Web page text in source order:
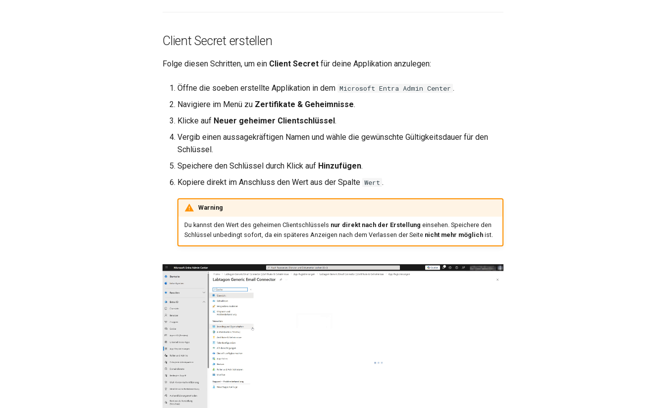
Client Secret erstellen
Folge diesen Schritten, um ein Client Secret für deine Applikation anzulegen:
Öffne die soeben erstellte Applikation in dem Microsoft Entra Admin Center .
Navigiere im Menü zu Zertifikate & Geheimnisse.
Klicke auf Neuer geheimer Clientschlüssel.
Vergib einen aussagekräftigen Namen und wähle die gewünschte Gültigkeitsdauer für den
Schlüssel.
Speichere den Schlüssel durch Klick auf Hinzufügen.
Kopiere direkt im Anschluss den Wert aus der Spalte Wert .
Warning
Du kannst den Wert des geheimen Clientschlüssels nur direkt nach der Erstellung einsehen. Speichere den
Schlüssel unbedingt sofort, da ein späteres Anzeigen nach dem Verlassen der Seite nicht mehr möglichist.